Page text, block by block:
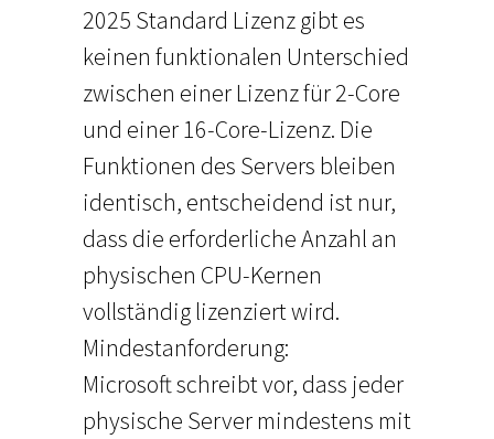
2025 Standard Lizenz gibt es
keinen funktionalen Unterschied
zwischen einer Lizenz für 2-Core
und einer 16-Core-Lizenz. Die
Funktionen des Servers bleiben
identisch, entscheidend ist nur,
dass die erforderliche Anzahl an
physischen CPU-Kernen
vollständig lizenziert wird.
Mindestanforderung:
Microsoft schreibt vor, dass jeder
physische Server mindestens mit